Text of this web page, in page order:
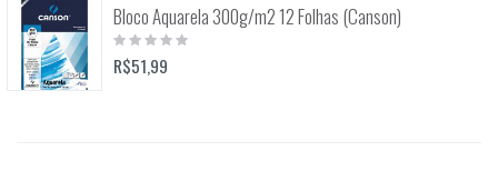
Bloco Aquarela 300g/m2 12 Folhas (Canson)
Rating:
0%
R$51,99